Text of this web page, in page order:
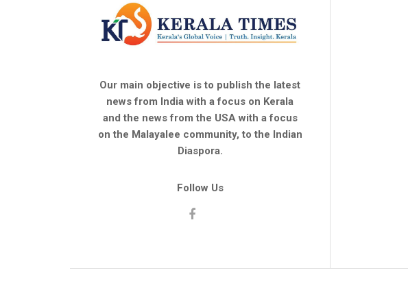
Our main objective is to publish the latest
news from India with a focus on Kerala
and the news from the USA with a focus
on the Malayalee community, to the Indian
Diaspora.
Follow Us